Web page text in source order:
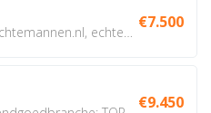
€7.500
€9.450